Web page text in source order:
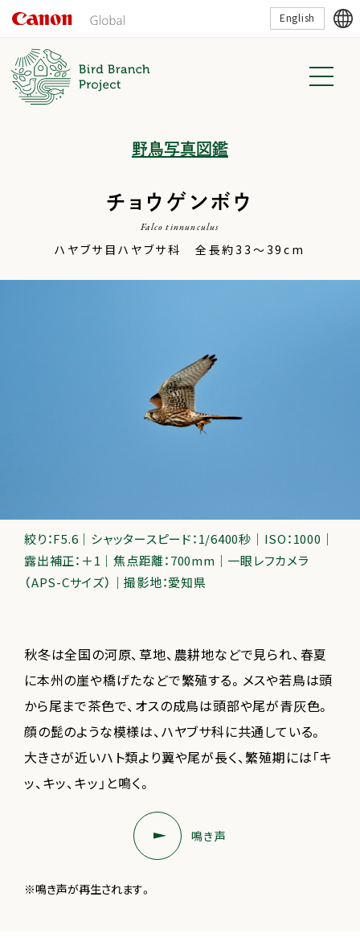
English
野鳥写真図鑑
チョウゲンボウ
Falco tinnunculus
ハヤブサ目ハヤブサ科 全長約33～39cm
絞り：F5.6｜シャッタースピード：1/6400秒｜ISO：1000｜
露出補正：＋1｜焦点距離：700mm｜一眼レフカメラ
（APS-Cサイズ）｜撮影地：愛知県
秋冬は全国の河原、草地、農耕地などで見られ、春夏
に本州の崖や橋げたなどで繁殖する。メスや若鳥は頭
から尾まで茶色で、オスの成鳥は頭部や尾が青灰色。
顔の髭のような模様は、ハヤブサ科に共通している。
大きさが近いハト類より翼や尾が長く、繁殖期には「キ
ッ、キッ、キッ」と鳴く。
鳴き声
※鳴き声が再生されます。